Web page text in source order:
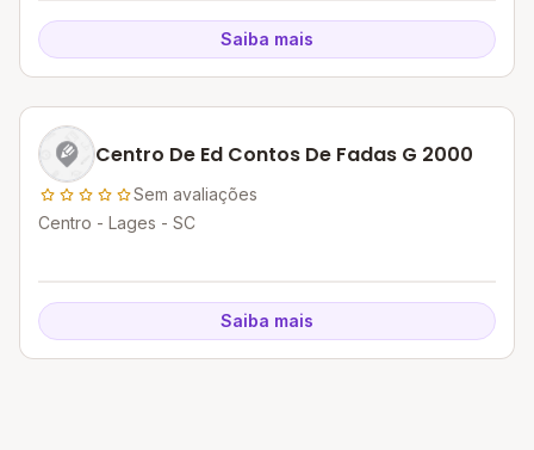
Saiba mais
Centro De Ed Contos De Fadas G 2000
Sem avaliações
Centro - Lages - SC
Saiba mais